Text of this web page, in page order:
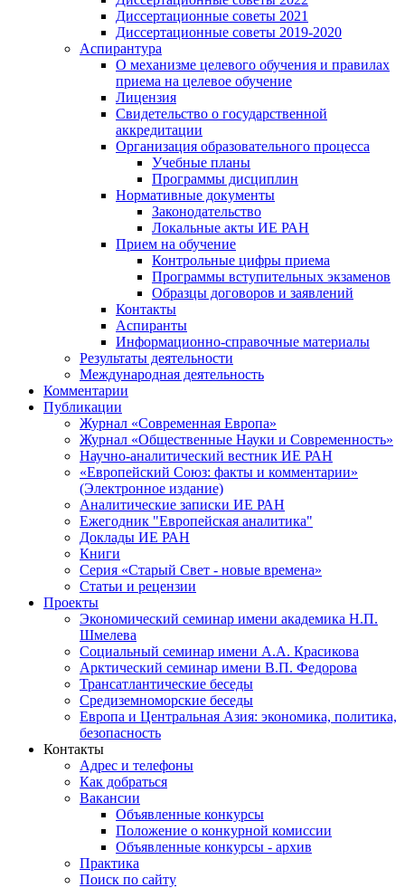
Диссертационные советы 2021
Диссертационные советы 2019-2020
Аспирантура
О механизме целевого обучения и правилах
приема на целевое обучение
Лицензия
Свидетельство о государственной
аккредитации
Организация образовательного процесса
Учебные планы
Программы дисциплин
Нормативные документы
Законодательство
Локальные акты ИЕ РАН
Прием на обучение
Контрольные цифры приема
Программы вступительных экзаменов
Образцы договоров и заявлений
Контакты
Аспиранты
Информационно-справочные материалы
Результаты деятельности
Международная деятельность
Комментарии
Публикации
Журнал «Современная Европа»
Журнал «Общественные Науки и Современность»
Научно-аналитический вестник ИЕ РАН
«Европейский Союз: факты и комментарии»
(Электронное издание)
Аналитические записки ИЕ РАН
Ежегодник "Европейская аналитика"
Доклады ИЕ РАН
Книги
Серия «Старый Свет - новые времена»
Статьи и рецензии
Проекты
Экономический семинар имени академика Н.П.
Шмелева
Социальный семинар имени А.А. Красикова
Арктический семинар имени В.П. Федорова
Трансатлантические беседы
Средиземноморские беседы
Европа и Центральная Азия: экономика, политика,
безопасность
Контакты
Адрес и телефоны
Как добраться
Вакансии
Объявленные конкурсы
Положение о конкурной комиссии
Объявленные конкурсы - архив
Практика
Поиск по сайту